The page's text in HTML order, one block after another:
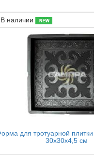
В наличии
для тротуарной
30х30х4,5 см